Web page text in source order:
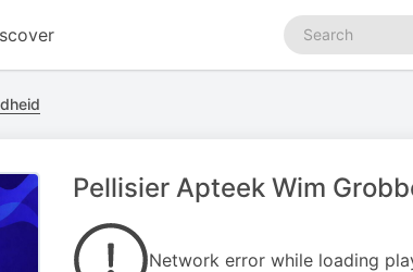
Search
podcasts
Pellisier Apteek Wim
Network error while loading